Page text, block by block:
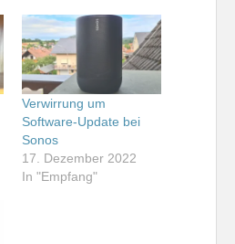
Verwirrung um
Software-Update bei
Sonos
17. Dezember 2022
In "Empfang"